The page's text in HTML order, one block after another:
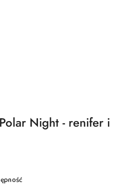
Night - renifer i